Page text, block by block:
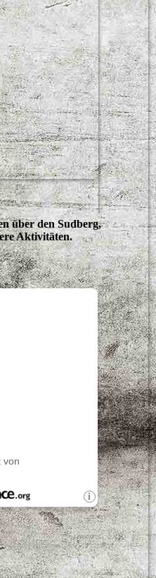
über den Sudberg,
Aktivitäten.